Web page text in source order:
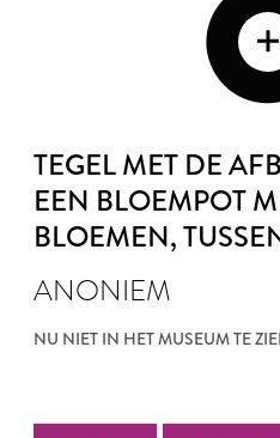
TEGEL MET DE
EEN BLOEMPOT
BLOEMEN,
ANONIEM
NU NIET IN HET MUSEUM TE